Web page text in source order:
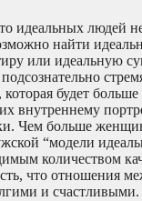
идеальных людей
найти
или идеальную
будет больше
их внутреннему
Чем больше
“модели
количеством
что отношения
и счастливыми.